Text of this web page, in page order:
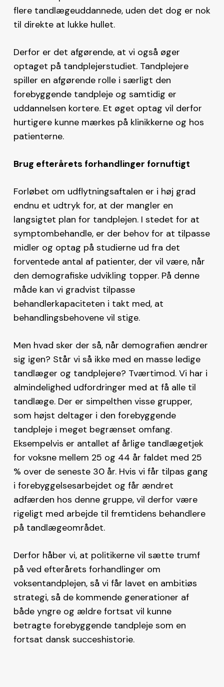
flere tandlægeuddannede, uden det dog er nok
til direkte at lukke hullet.
Derfor er det afgørende, at vi også øger
optaget på tandplejerstudiet. Tandplejere
spiller en afgørende rolle i særligt den
forebyggende tandpleje og samtidig er
uddannelsen kortere. Et øget optag vil derfor
hurtigere kunne mærkes på klinikkerne og hos
patienterne.
Brug efterårets forhandlinger fornuftigt
Forløbet om udflytningsaftalen er i høj grad
endnu et udtryk for, at der mangler en
langsigtet plan for tandplejen. I stedet for at
symptombehandle, er der behov for at tilpasse
midler og optag på studierne ud fra det
forventede antal af patienter, der vil være, når
den demografiske udvikling topper. På denne
måde kan vi gradvist tilpasse
behandlerkapaciteten i takt med, at
behandlingsbehovene vil stige.
Men hvad sker der så, når demografien ændrer
sig igen? Står vi så ikke med en masse ledige
tandlæger og tandplejere? Tværtimod. Vi har i
almindelighed udfordringer med at få alle til
tandlæge. Der er simpelthen visse grupper,
som højst deltager i den forebyggende
tandpleje i meget begrænset omfang.
Eksempelvis er antallet af årlige tandlægetjek
for voksne mellem 25 og 44 år faldet med 25
% over de seneste 30 år. Hvis vi får tilpas gang
i forebyggelsesarbejdet og får ændret
adfærden hos denne gruppe, vil derfor være
rigeligt med arbejde til fremtidens behandlere
på tandlægeområdet.
Derfor håber vi, at politikerne vil sætte trumf
på ved efterårets forhandlinger om
voksentandplejen, så vi får lavet en ambitiøs
strategi, så de kommende generationer af
både yngre og ældre fortsat vil kunne
betragte forebyggende tandpleje som en
fortsat dansk succeshistorie.